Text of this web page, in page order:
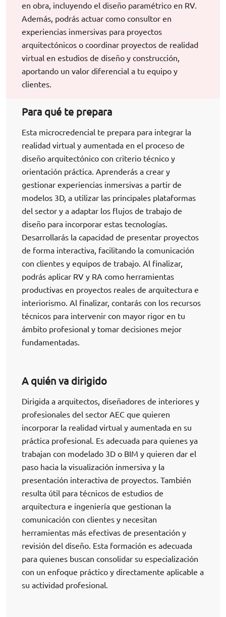
en obra, incluyendo el diseño paramétrico en RV.
Además, podrás actuar como consultor en
experiencias inmersivas para proyectos
arquitectónicos o coordinar proyectos de realidad
virtual en estudios de diseño y construcción,
aportando un valor diferencial a tu equipo y
clientes.
Para qué te prepara
Esta microcredencial te prepara para integrar la
realidad virtual y aumentada en el proceso de
diseño arquitectónico con criterio técnico y
orientación práctica. Aprenderás a crear y
gestionar experiencias inmersivas a partir de
modelos 3D, a utilizar las principales plataformas
del sector y a adaptar los flujos de trabajo de
diseño para incorporar estas tecnologías.
Desarrollarás la capacidad de presentar proyectos
de forma interactiva, facilitando la comunicación
con clientes y equipos de trabajo. Al finalizar,
podrás aplicar RV y RA como herramientas
productivas en proyectos reales de arquitectura e
interiorismo. Al finalizar, contarás con los recursos
técnicos para intervenir con mayor rigor en tu
ámbito profesional y tomar decisiones mejor
fundamentadas.
A quién va dirigido
Dirigida a arquitectos, diseñadores de interiores y
profesionales del sector AEC que quieren
incorporar la realidad virtual y aumentada en su
práctica profesional. Es adecuada para quienes ya
trabajan con modelado 3D o BIM y quieren dar el
paso hacia la visualización inmersiva y la
presentación interactiva de proyectos. También
resulta útil para técnicos de estudios de
arquitectura e ingeniería que gestionan la
comunicación con clientes y necesitan
herramientas más efectivas de presentación y
revisión del diseño. Esta formación es adecuada
para quienes buscan consolidar su especialización
con un enfoque práctico y directamente aplicable a
su actividad profesional.